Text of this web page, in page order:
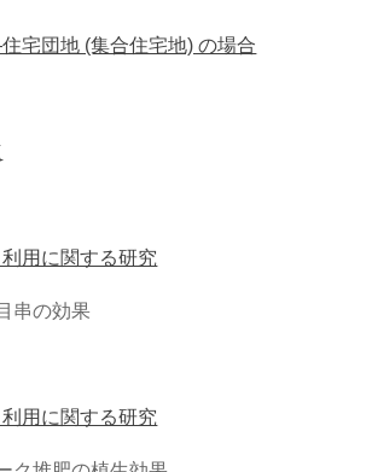
宅団地 (集合住宅地) の場合
用に関する研究
串の効果
用に関する研究